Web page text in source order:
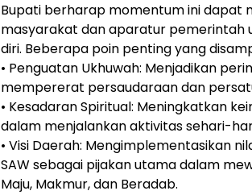
Bupati berharap momentum ini dapat
masyarakat dan aparatur pemerintah
diri. Beberapa poin penting yang
• Penguatan Ukhuwah: Menjadikan
mempererat persaudaraan dan
• Kesadaran Spiritual: Meningkatkan
dalam menjalankan aktivitas sehari-
• Visi Daerah: Mengimplementasikan
SAW sebagai pijakan utama dalam
Maju, Makmur, dan Beradab.